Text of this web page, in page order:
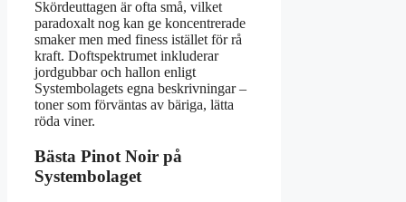
Skördeuttagen är ofta små, vilket
paradoxalt nog kan ge koncentrerade
smaker men med finess istället för rå
kraft. Doftspektrumet inkluderar
jordgubbar och hallon enligt
Systembolagets egna beskrivningar –
toner som förväntas av bäriga, lätta
röda viner.
Bästa Pinot Noir på
Systembolaget